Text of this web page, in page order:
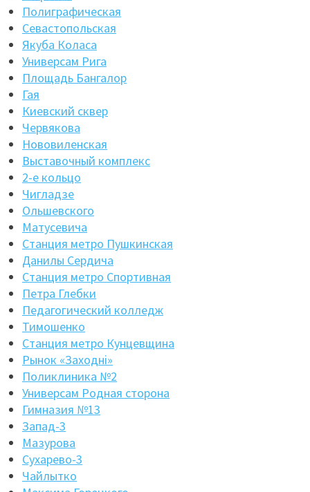
Полиграфическая
Севастопольская
Якуба Коласа
Универсам Рига
Площадь Бангалор
Гая
Киевский сквер
Червякова
Нововиленская
Выставочный комплекс
2-е кольцо
Чигладзе
Ольшевского
Матусевича
Станция метро Пушкинская
Данилы Сердича
Станция метро Спортивная
Петра Глебки
Педагогический колледж
Тимошенко
Станция метро Кунцевщина
Рынок «Заходнi»
Поликлиника №2
Универсам Родная сторона
Гимназия №13
Запад-3
Мазурова
Сухарево-3
Чайлытко